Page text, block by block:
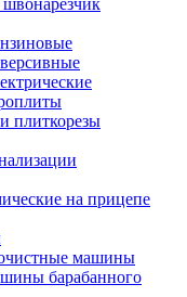
плиткорезы
на прицепе
машины
барабанного